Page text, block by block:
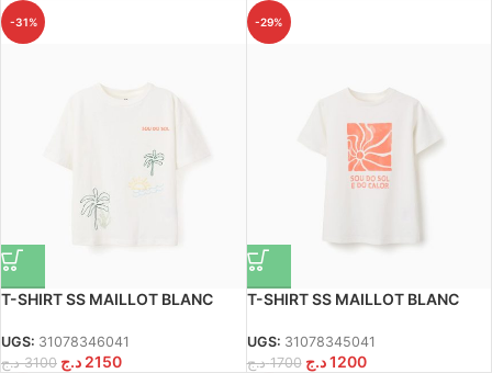
-31%
T-SHIRT SS MAILLOT BLANC
UGS: 31078346041
3100 د.ج 2150 د.ج
-29%
T-SHIRT SS MAILLOT BLANC
UGS: 31078345041
1700 د.ج 1200 د.ج